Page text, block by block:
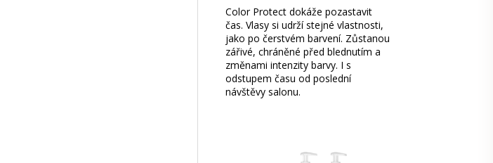
Color Protect dokáže pozastavit
čas. Vlasy si udrží stejné vlastnosti,
jako po čerstvém barvení. Zůstanou
zářivé, chráněné před blednutím a
změnami intenzity barvy. I s
odstupem času od poslední
návštěvy salonu.